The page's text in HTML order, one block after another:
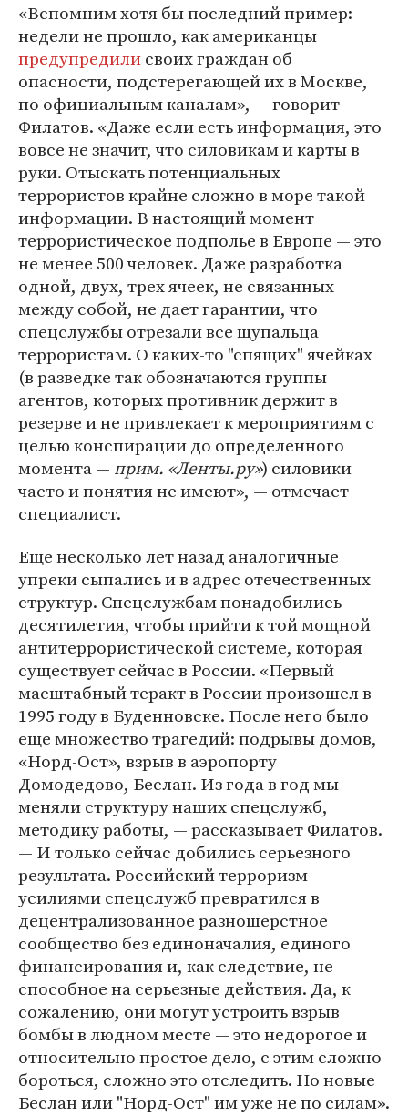
«Вспомним хотя бы последний пример:
недели не прошло, как американцы
предупредилисвоих граждан об
опасности, подстерегающей их в Москве,
по официальным каналам», — говорит
Филатов. «Даже если есть информация, это
вовсе не значит, что силовикам и карты в
руки. Отыскать потенциальных
террористов крайне сложно в море такой
информации. В настоящий момент
террористическое подполье в Европе — это
не менее 500 человек. Даже разработка
одной, двух, трех ячеек, не связанных
между собой, не дает гарантии, что
спецслужбы отрезали все щупальца
террористам. О каких-то "спящих" ячейках
(в разведке так обозначаются группы
агентов, которых противник держит в
резерве и не привлекает к мероприятиям с
целью конспирации до определенного
момента — прим. «Ленты.ру») силовики
часто и понятия не имеют», — отмечает
специалист.
Еще несколько лет назад аналогичные
упреки сыпались и в адрес отечественных
структур. Спецслужбам понадобились
десятилетия, чтобы прийти к той мощной
антитеррористической системе, которая
существует сейчас в России. «Первый
масштабный теракт в России произошел в
1995 году в Буденновске. После него было
еще множество трагедий: подрывы домов,
«Норд-Ост», взрыв в аэропорту
Домодедово, Беслан. Из года в год мы
меняли структуру наших спецслужб,
методику работы, — рассказывает Филатов.
— И только сейчас добились серьезного
результата. Российский терроризм
усилиями спецслужб превратился в
децентрализованное разношерстное
сообщество без единоначалия, единого
финансирования и, как следствие, не
способное на серьезные действия. Да, к
сожалению, они могут устроить взрыв
бомбы в людном месте — это недорогое и
относительно простое дело, с этим сложно
бороться, сложно это отследить. Но новые
Беслан или "Норд-Ост" им уже не по силам».